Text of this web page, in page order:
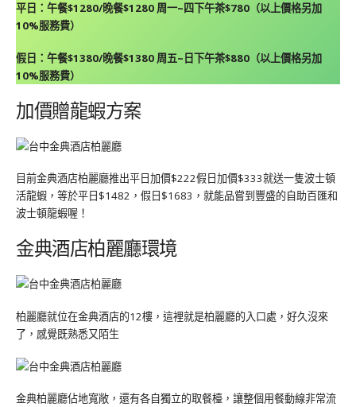
平日：午餐$1280/晚餐$1280 周一~四下午茶$780（以上價格另加
10%服務費）
假日：午餐$1380/晚餐$1380 周五~日下午茶$880（以上價格另加
10%服務費）
加價贈龍蝦方案
目前金典酒店柏麗廳推出平日加價$222假日加價$333就送一隻波士頓
活龍蝦，等於平日$1482，假日$1683，就能品嘗到豐盛的自助百匯和
波士頓龍蝦喔！
金典酒店柏麗廳環境
柏麗廳就位在金典酒店的12樓，這裡就是柏麗廳的入口處，好久沒來
了，感覺既熟悉又陌生
金典柏麗廳佔地寬敞，還有各自獨立的取餐檯，讓整個用餐動線非常流